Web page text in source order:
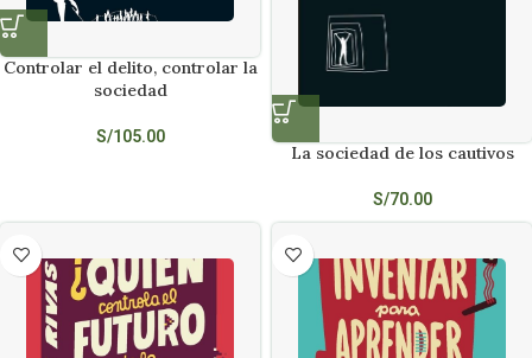
Controlar el delito, controlar la
sociedad
S/105.00
La sociedad de los cautivos
S/70.00